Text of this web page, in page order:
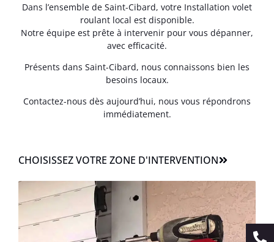
Dans l’ensemble de Saint-Cibard, votre Installation volet
roulant local est disponible.
Notre équipe est prête à intervenir pour vous dépanner,
avec efficacité.
Présents dans Saint-Cibard, nous connaissons bien les
besoins locaux.
Contactez-nous dès aujourd’hui, nous vous répondrons
immédiatement.
CHOISISSEZ VOTRE ZONE D'INTERVENTION